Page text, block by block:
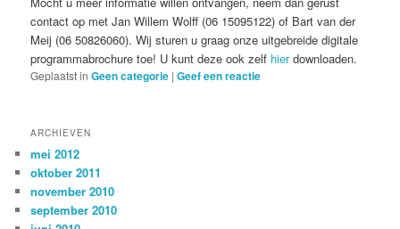
contact op met Jan Willem Wolff (06 15095122) of Bart van der
Meij (06 50826060). Wij sturen u graag onze uitgebreide digitale
programmabrochure toe! U kunt deze ook zelf hierdownloaden.
Geplaatst in Geen categorie |Geef een reactie
ARCHIEVEN
mei 2012
oktober 2011
november 2010
september 2010